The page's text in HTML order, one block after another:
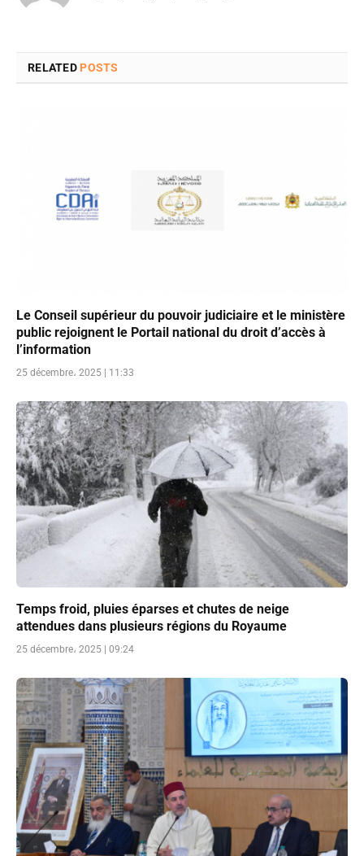
RELATED POSTS
Le Conseil supérieur du pouvoir judiciaire et le ministère
public rejoignent le Portail national du droit d’accès à
l’information
25 décembre، 2025 | 11:33
Temps froid, pluies éparses et chutes de neige
attendues dans plusieurs régions du Royaume
25 décembre، 2025 | 09:24